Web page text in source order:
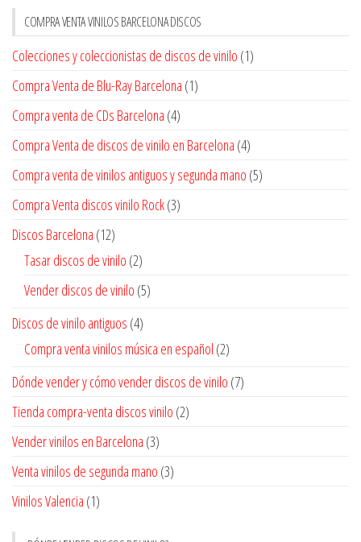
COMPRA VENTA VINILOS BARCELONA DISCOS
Colecciones y coleccionistas de discos de vinilo (1)
Compra Venta de Blu-Ray Barcelona (1)
Compra venta de CDs Barcelona (4)
Compra Venta de discos de vinilo en Barcelona (4)
Compra venta de vinilos antiguos y segunda mano (5)
Compra Venta discos vinilo Rock(3)
Discos Barcelona (12)
Tasar discos de vinilo (2)
Vender discos de vinilo (5)
Discos de vinilo antiguos (4)
Compra venta vinilos música en español (2)
Dónde vender y cómo vender discos de vinilo (7)
Tienda compra-venta discos vinilo (2)
Vender vinilos en Barcelona (3)
Venta vinilos de segunda mano (3)
Vinilos Valencia (1)